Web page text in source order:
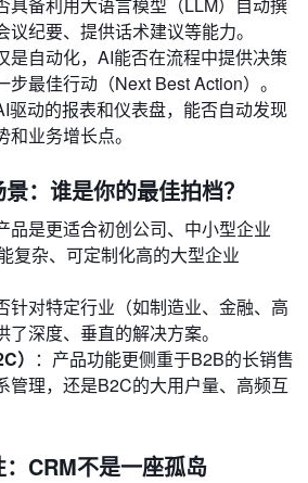
纪要、提供话术建议等能力。
是自动化，AI能否在流程中提供决策
最佳行动（Next Best Action）。
驱动的报表和仪表盘，能否自动发现
业务增长点。
：谁是你的最佳拍档？
品是更适合初创公司、中小型企业
复杂、可定制化高的大型企业
针对特定行业（如制造业、金融、高
深度、垂直的解决方案。
） ：产品功能更侧重于B2B的长销售
管理，还是B2C的大用户量、高频互
CRM不是一座孤岛